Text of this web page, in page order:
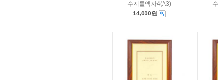
수지틀액자4(A3)
14,000원